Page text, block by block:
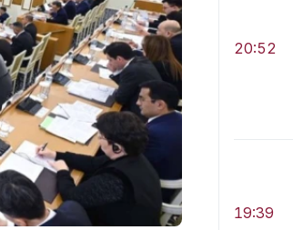
20:52
19:39